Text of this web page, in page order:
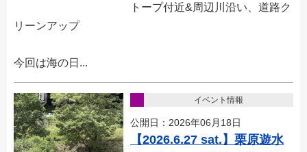
トープ付近&周辺川沿い、道路ク
リーンアップ
今回は海の日...
イベント情報
公開日：2026年06月18日
【2026.6.27 sat.】栗原遊水